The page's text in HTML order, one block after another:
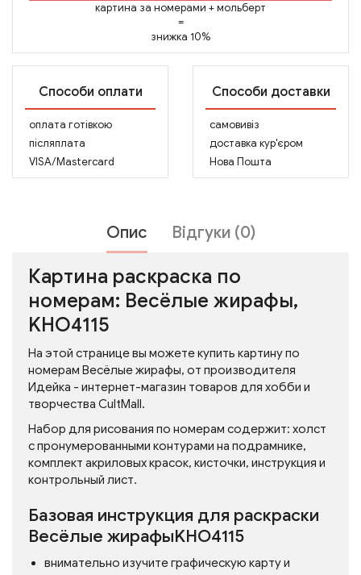
картина за номерами +мольберт
=
знижка 10%
Способи оплати
оплата готівкою
післяплата
VISA/Mastercard
Способи доставки
самовивіз
доставка кур'єром
Нова Пошта
Опис Відгуки (0)
Картина раскраска по
номерам: Весёлые жирафы,
KHO4115
На этой странице вы можете купить картину по
номерам Весёлые жирафы, от производителя
Идейка - интернет-магазин товаров для хобби и
творчества CultMall.
Набор для рисования по номерам содержит: холст
с пронумерованными контурами на подрамнике,
комплект акриловых красок, кисточки, инструкция и
контрольный лист.
Базовая инструкция для раскраски
Весёлые жирафыKHO4115
внимательно изучите графическую карту и